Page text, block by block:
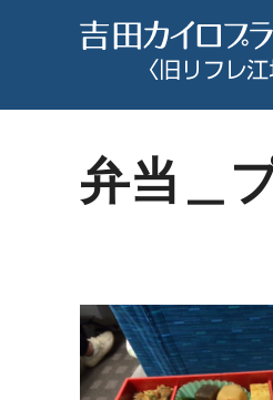
ン
弁当＿